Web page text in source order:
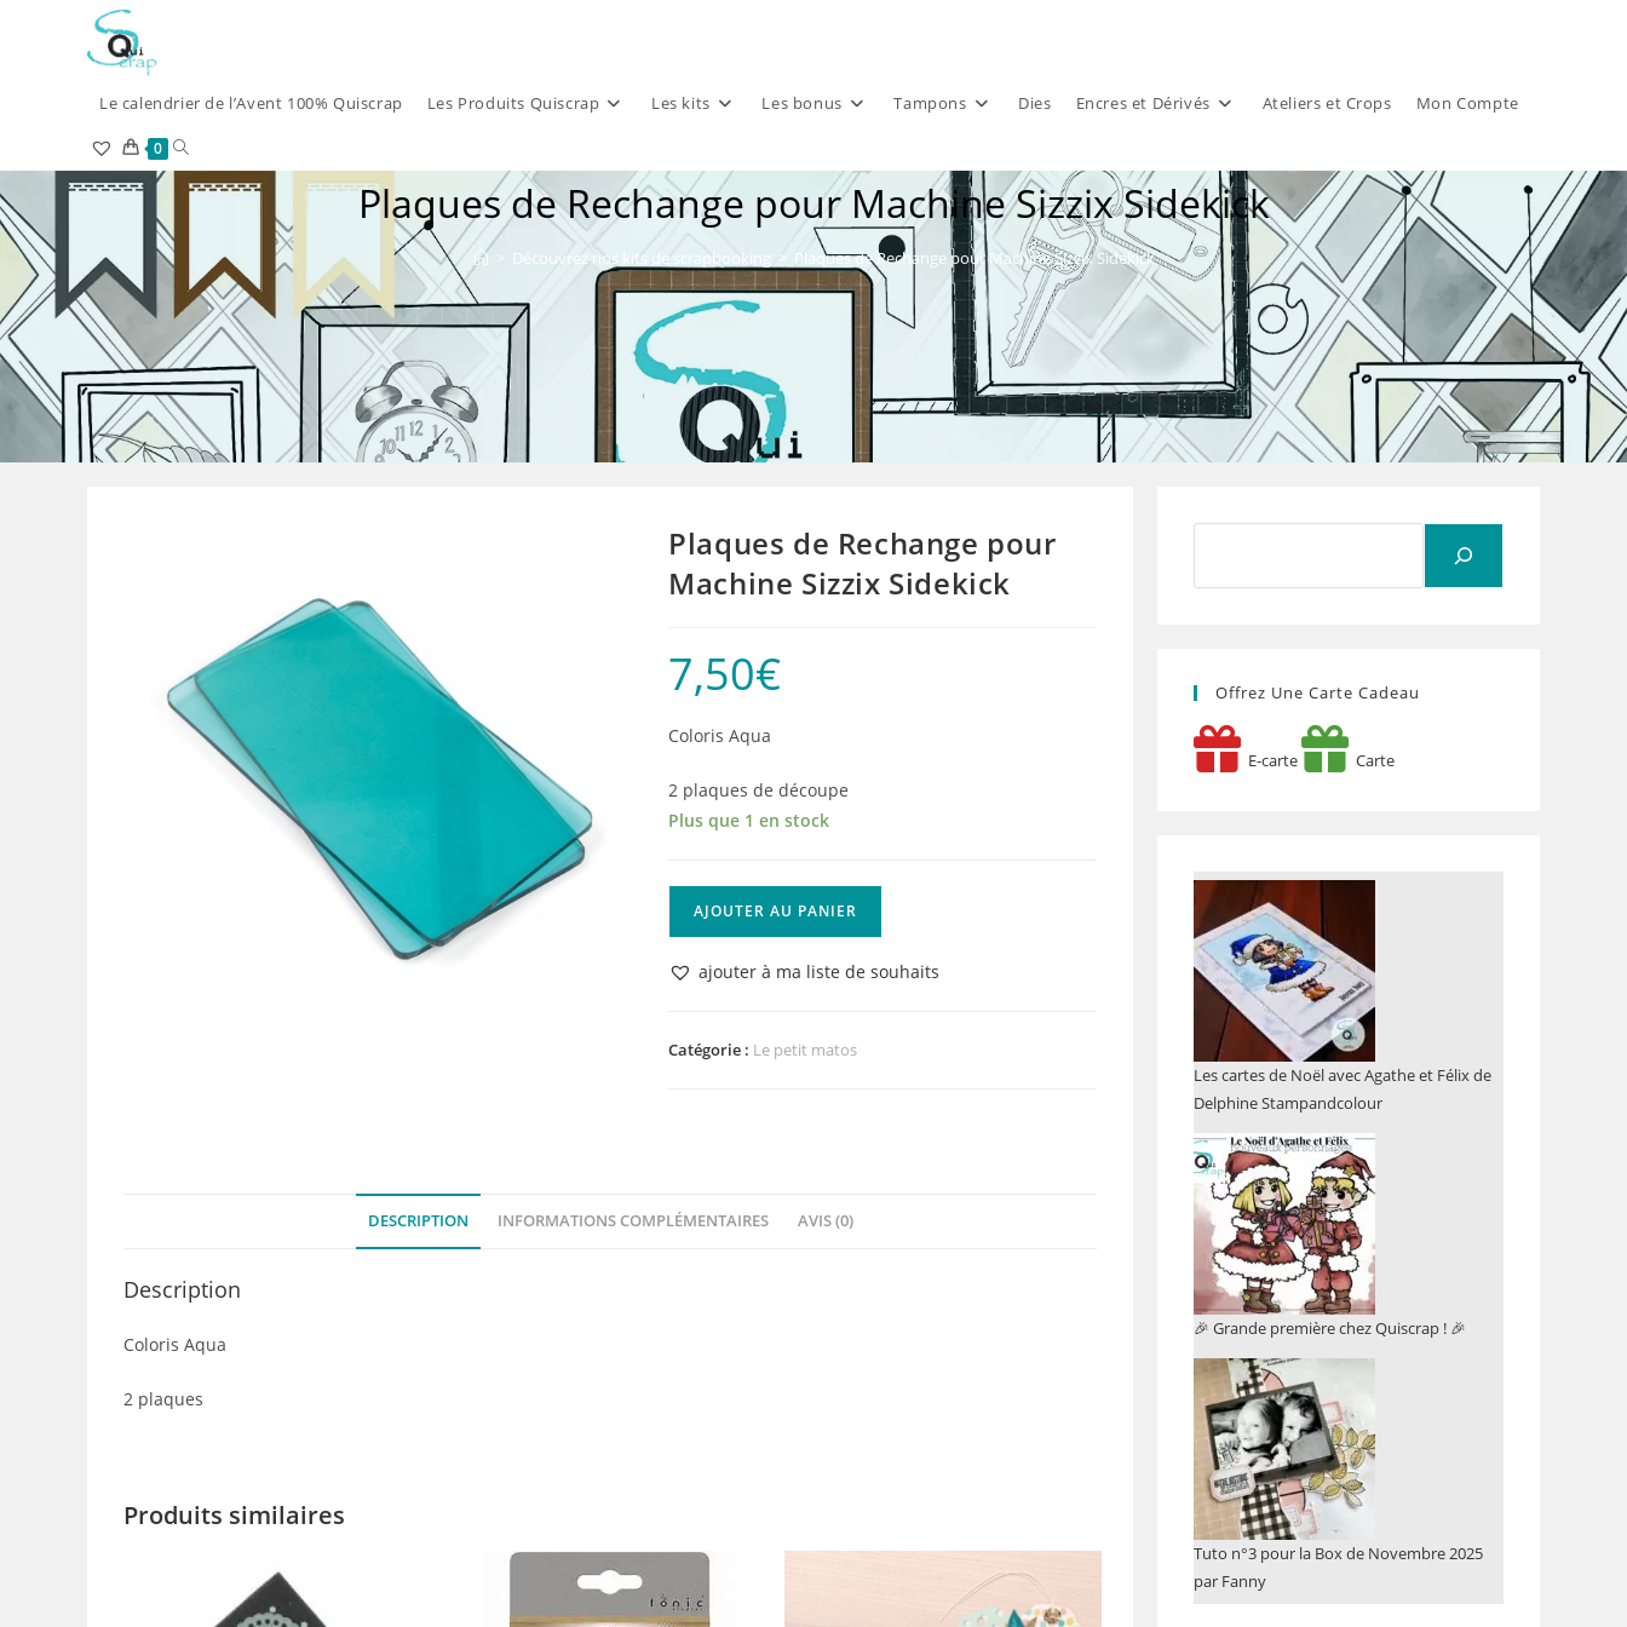
Le calendrier de l’Avent 100% Quiscrap Les Produits Quiscrap Les kits Les bonus Tampons Dies Encres et Dérivés Ateliers et Crops Mon Compte
0 Toggle
website
search
Plaques de Rechange pour Machine Sizzix Sidekick
> Découvrez nos kits de scrapbooking > Plaques de Rechange pour Machine Sizzix Sidekick
Plaques de Rechange pour
Machine Sizzix Sidekick
7,50€
Coloris Aqua
2 plaques de découpe
Plus que 1 en stock
Plaques
pour
AJOUTER AU PANIER
ajouter à ma liste de souhaits
Catégorie : Le petit matos
DESCRIPTION INFORMATIONS COMPLÉMENTAIRES AVIS (0)
Description
Coloris Aqua
2 plaques
Produits similaires
Offrez Une Carte Cadeau
E-carte Carte
Les cartes de Noël avec Agathe et Félix de
Delphine Stampandcolour
🎉 Grande première chez Quiscrap ! 🎉
Tuto n°3 pour la Box de Novembre 2025
par Fanny